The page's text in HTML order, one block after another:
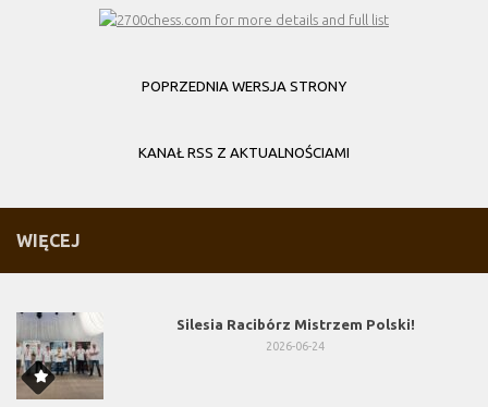
POPRZEDNIA WERSJA STRONY
KANAŁ RSS Z AKTUALNOŚCIAMI
WIĘCEJ
Silesia Racibórz Mistrzem Polski!
2026-06-24